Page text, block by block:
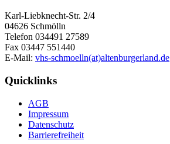
Karl-Liebknecht-Str. 2/4
04626 Schmölln
Telefon 034491 27589
Fax 03447 551440
E-Mail: vhs-schmoelln(at)altenburgerland.de
Quicklinks
AGB
Impressum
Datenschutz
Barrierefreiheit